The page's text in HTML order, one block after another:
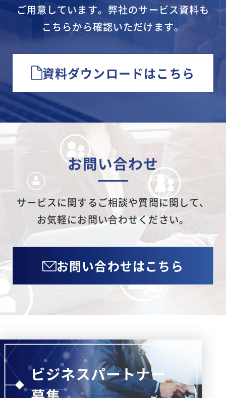
ご用意しています。 弊社のサービス資料も
こちらから確認いただけます。
資料ダウンロードはこちら
お問い合わせ
サービスに関するご相談や質問に関して、
お気軽にお問い合わせください。
お問い合わせはこちら